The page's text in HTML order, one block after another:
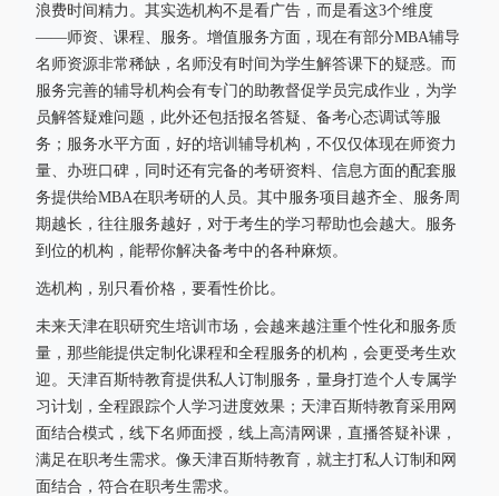
浪费时间精力。其实选机构不是看广告，而是看这3个维度
——师资、课程、服务。增值服务方面，现在有部分MBA辅导
名师资源非常稀缺，名师没有时间为学生解答课下的疑惑。而
服务完善的辅导机构会有专门的助教督促学员完成作业，为学
员解答疑难问题，此外还包括报名答疑、备考心态调试等服
务；服务水平方面，好的培训辅导机构，不仅仅体现在师资力
量、办班口碑，同时还有完备的考研资料、信息方面的配套服
务提供给MBA在职考研的人员。其中服务项目越齐全、服务周
期越长，往往服务越好，对于考生的学习帮助也会越大。服务
到位的机构，能帮你解决备考中的各种麻烦。
选机构，别只看价格，要看性价比。
未来天津在职研究生培训市场，会越来越注重个性化和服务质
量，那些能提供定制化课程和全程服务的机构，会更受考生欢
迎。天津百斯特教育提供私人订制服务，量身打造个人专属学
习计划，全程跟踪个人学习进度效果；天津百斯特教育采用网
面结合模式，线下名师面授，线上高清网课，直播答疑补课，
满足在职考生需求。像天津百斯特教育，就主打私人订制和网
面结合，符合在职考生需求。